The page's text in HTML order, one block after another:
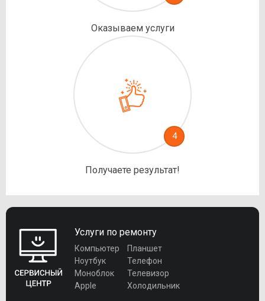
Оказываем услуги
4
Получаете результат!
Услуги по ремонту
Компьютер
Ноутбук
Моноблок
Apple
Планшет
Телефон
Телевизор
Холодильник